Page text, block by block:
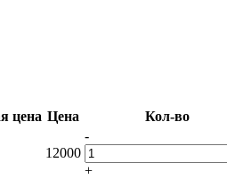
цена Цена Кол-во
12000
-
+